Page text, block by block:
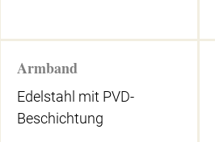
Armband
Edelstahl mit PVD-
Beschichtung